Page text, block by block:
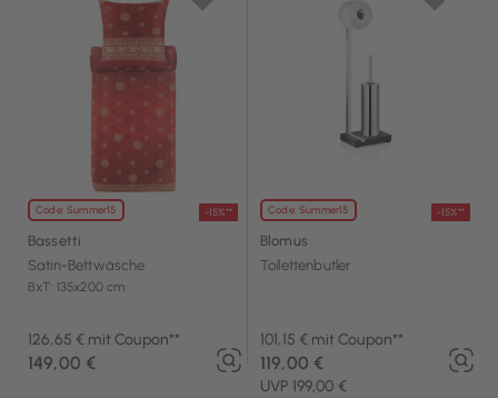
Code: Summer15 -15%**
Bassetti
Satin-Bettwäsche
BxT: 135x200 cm
126,65 € mit Coupon**
149,00 €
Code: Summer15 -15%**
Blomus
Toilettenbutler
101,15 € mit Coupon**
UVP 199,00 €
119,00 €